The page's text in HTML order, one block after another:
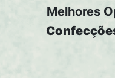
Melhores